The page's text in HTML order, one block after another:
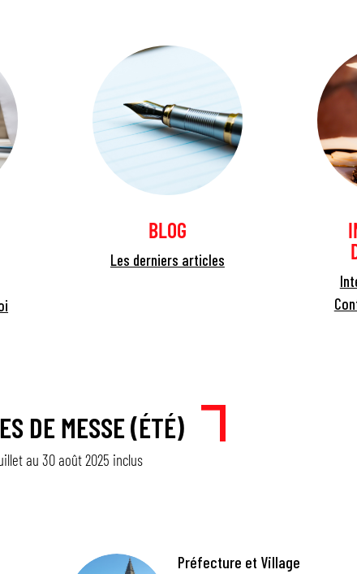
BLOG
Les derniers articles
DE MESSE (ÉTÉ)
au 30 août 2025 inclus
Préfecture et Village